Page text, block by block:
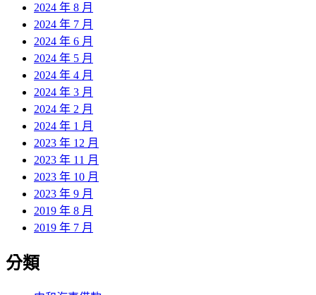
2024 年 8 月
2024 年 7 月
2024 年 6 月
2024 年 5 月
2024 年 4 月
2024 年 3 月
2024 年 2 月
2024 年 1 月
2023 年 12 月
2023 年 11 月
2023 年 10 月
2023 年 9 月
2019 年 8 月
2019 年 7 月
分類